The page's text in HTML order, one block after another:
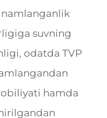
suvning
odatda TVP
hamda